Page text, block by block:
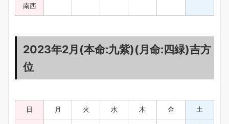
南西
2023年2月(本命:九紫)(月命:四緑)吉方
位
日 月 火 水 木 金 土